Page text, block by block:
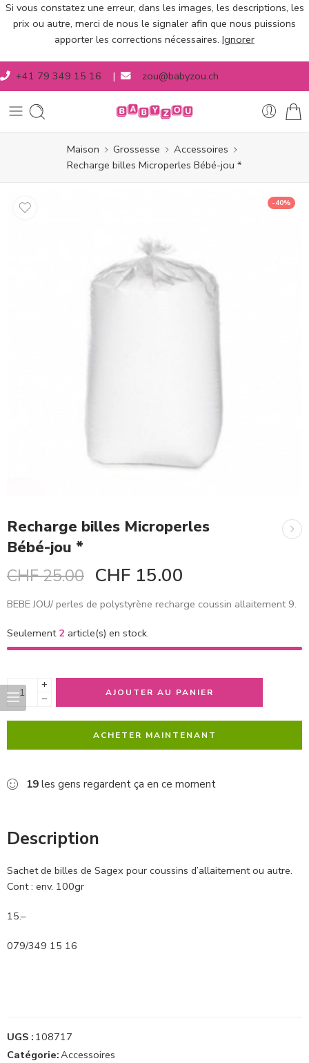
Si vous constatez une erreur, dans les images, les descriptions, les
prix ou autre, merci de nous le signaler afin que nous puissions
apporter les corrections nécessaires. Ignorer
+41 79 349 15 16 | zou@babyzou.ch
Maison Grossesse
Accessoires
Recharge billes Microperles Bébé-jou *
-40%
Recharge billes Microperles
Bébé-jou *
CHF25.00 CHF 15.00
BEBE JOU/ perles de polystyrène recharge coussin allaitement 9.
Seulement 2 article(s) en stock.
+
−
AJOUTER AU PANIER
ACHETER MAINTENANT
19 les gens regardent ça en ce moment
Description
Sachet de billes de Sagex pour coussins d’allaitement ou autre.
Cont : env. 100gr
15.–
079/349 15 16
UGS : 108717
Catégorie:Accessoires